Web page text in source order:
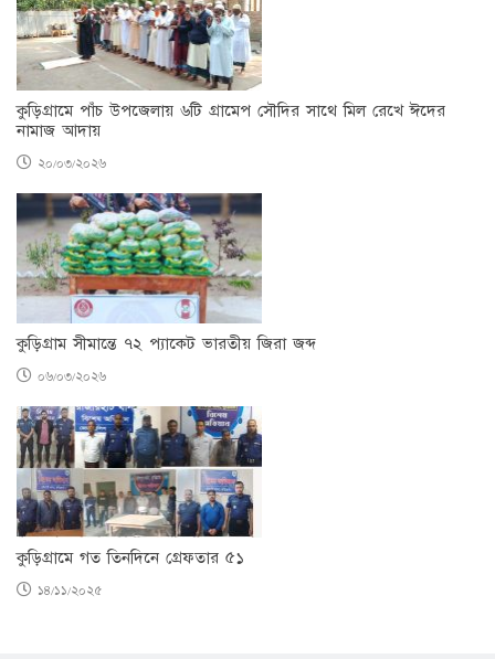
কুড়িগ্রামে পাঁচ উপজেলায় ৬টি গ্রামেপ সৌদির সাথে মিল রেখে ঈদের
নামাজ আদায়
২০/০৩/২০২৬
কুড়িগ্রাম সীমান্তে ৭২ প্যাকেট ভারতীয় জিরা জব্দ
০৬/০৩/২০২৬
কুড়িগ্রামে গত তিনদিনে গ্রেফতার ৫১
১৪/১১/২০২৫